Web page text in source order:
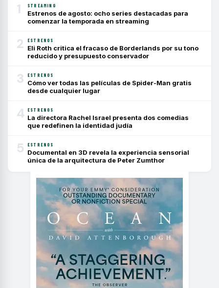
1 STREAMING
Estrenos de agosto: ocho series destacadas para
comenzar la temporada en streaming
2 ESTRENOS
Eli Roth critica el fracaso de Borderlands por su tono
reducido y presupuesto conservador
3 ESTRENOS
Cómo ver todas las películas de Spider-Man gratis
desde cualquier lugar
4 ESTRENOS
La directora Rachel Israel presenta dos comedias
que redefinen la identidad judía
5 ESTRENOS
Documental en 3D revela la experiencia sensorial
única de la arquitectura de Peter Zumthor